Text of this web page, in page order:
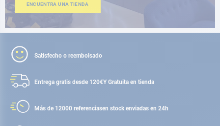
ENCUENTRA UNA TIENDA
Satisfecho o reembolsado
Entrega gratis desde 120€Y Gratuita en tienda
Más de 12000 referenciasen stock enviadas en 24h